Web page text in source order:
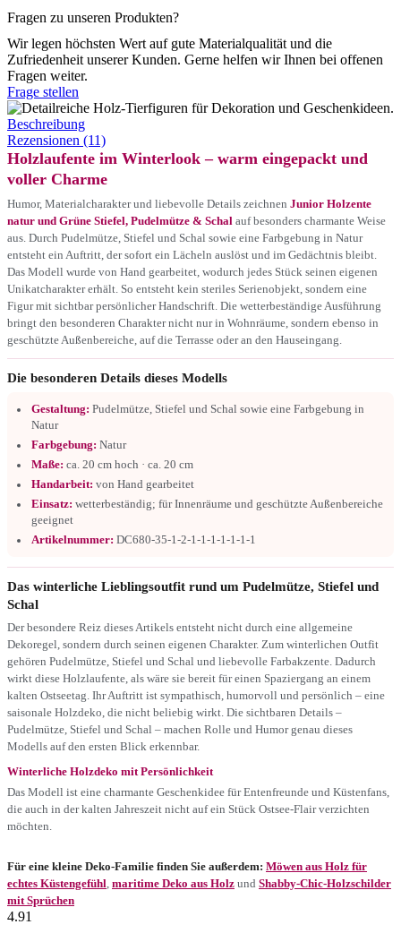
Fragen zu unseren Produkten?
Wir legen höchsten Wert auf gute Materialqualität und die
Zufriedenheit unserer Kunden. Gerne helfen wir Ihnen bei offenen
Fragen weiter.
Frage stellen
Beschreibung
Rezensionen (11)
Holzlaufente im Winterlook – warm eingepackt und
voller Charme
Humor, Materialcharakter und liebevolle Details zeichnen Junior Holzente
natur und Grüne Stiefel, Pudelmütze & Schal auf besonders charmante Weise
aus. Durch Pudelmütze, Stiefel und Schal sowie eine Farbgebung in Natur
entsteht ein Auftritt, der sofort ein Lächeln auslöst und im Gedächtnis bleibt.
Das Modell wurde von Hand gearbeitet, wodurch jedes Stück seinen eigenen
Unikatcharakter erhält. So entsteht kein steriles Serienobjekt, sondern eine
Figur mit sichtbar persönlicher Handschrift. Die wetterbeständige Ausführung
bringt den besonderen Charakter nicht nur in Wohnräume, sondern ebenso in
geschützte Außenbereiche, auf die Terrasse oder an den Hauseingang.
Die besonderen Details dieses Modells
Gestaltung: Pudelmütze, Stiefel und Schal sowie eine Farbgebung in
Natur
Farbgebung: Natur
Maße: ca. 20 cm hoch · ca. 20 cm
Handarbeit: von Hand gearbeitet
Einsatz: wetterbeständig; für Innenräume und geschützte Außenbereiche
geeignet
Artikelnummer: DC680-35-1-2-1-1-1-1-1-1-1
Das winterliche Lieblingsoutfit rund um Pudelmütze, Stiefel und
Schal
Der besondere Reiz dieses Artikels entsteht nicht durch eine allgemeine
Dekoregel, sondern durch seinen eigenen Charakter. Zum winterlichen Outfit
gehören Pudelmütze, Stiefel und Schal und liebevolle Farbakzente. Dadurch
wirkt diese Holzlaufente, als wäre sie bereit für einen Spaziergang an einem
kalten Ostseetag. Ihr Auftritt ist sympathisch, humorvoll und persönlich – eine
saisonale Holzdeko, die nicht beliebig wirkt. Die sichtbaren Details –
Pudelmütze, Stiefel und Schal – machen Rolle und Humor genau dieses
Modells auf den ersten Blick erkennbar.
Winterliche Holzdeko mit Persönlichkeit
Das Modell ist eine charmante Geschenkidee für Entenfreunde und Küstenfans,
die auch in der kalten Jahreszeit nicht auf ein Stück Ostsee-Flair verzichten
möchten.
Für eine kleine Deko-Familie finden Sie außerdem: Möwen aus Holz für
echtes Küstengefühl maritime Deko aus Holz und Shabby-Chic-Holzschilder
mit Sprüchen
4.91